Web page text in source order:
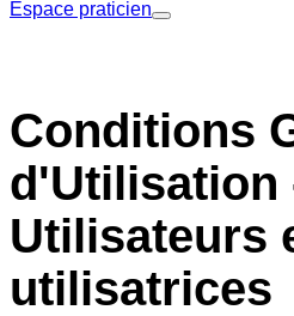
Espace praticien
Conditions
d'Utilisation
Utilisateurs
utilisatrices